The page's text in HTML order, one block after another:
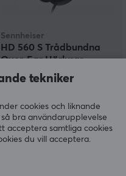
Sennheiser
HD 560 S Trådbundna
Over-Ear Hörlurar
(2)
1690 kr
tekniker
cookies och liknande
bra användarupplevelse
acceptera samtliga cookies
du vill acceptera.